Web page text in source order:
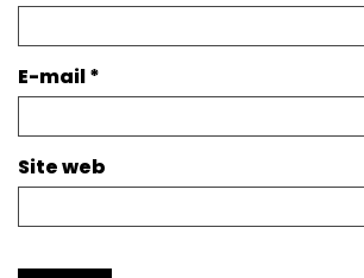
E-mail*
Site web